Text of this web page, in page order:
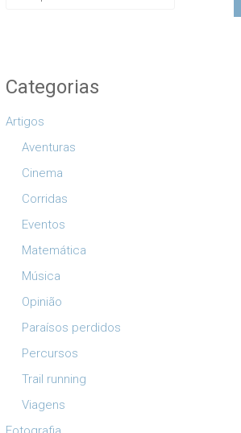
Categorias
Artigos
Aventuras
Cinema
Corridas
Eventos
Matemática
Música
Opinião
Paraísos perdidos
Percursos
Trail running
Viagens